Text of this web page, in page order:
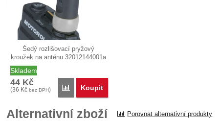
Šedý rozlišovací pryžový
kroužek na anténu 32012144001a
Skladem
44 Kč
(36 Kč bez DPH) Porovnat
Koupit
Alternativní zboží Porovnat alternativní produkty